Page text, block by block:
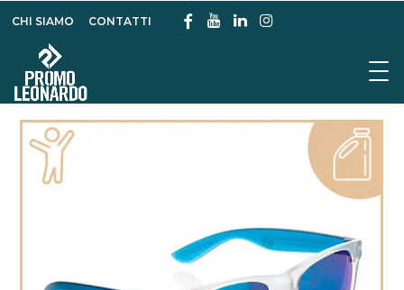
CHI SIAMO CONTATTI